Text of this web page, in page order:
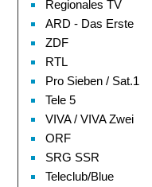
Regionales TV
ARD - Das Erste
ZDF
RTL
Pro Sieben / Sat.1
Tele 5
VIVA / VIVA Zwei
ORF
SRG SSR
Teleclub/Blue